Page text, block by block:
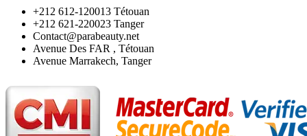
‪+212 612-120013 Tétouan
‪+212 621-220023 Tanger
Contact@parabeauty.net
Avenue Des FAR , Tétouan
Avenue Marrakech, Tanger